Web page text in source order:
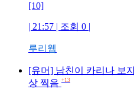
[10]
| 21:57 | 조회 0 |
루리웹
[유머] 남친이 카리나 보
상 찍음 +13